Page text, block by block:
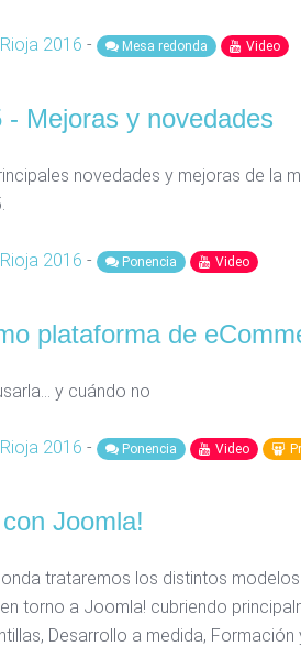
2016 - Mesa redonda Video
- Mejoras y novedades
novedades y mejoras de la
2016 - Ponencia Video
plataforma de
y cuándo no
2016 - Ponencia Video
Joomla!
trataremos los distintos
torno a Joomla! cubriendo
Desarrollo a medida, Formación